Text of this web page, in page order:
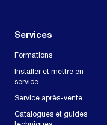
Services
Formations
Installer et mettre en
service
Service après-vente
Catalogues et guides